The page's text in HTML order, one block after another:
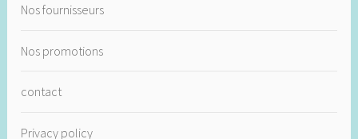
Nos fournisseurs
Nos promotions
contact
Privacy policy